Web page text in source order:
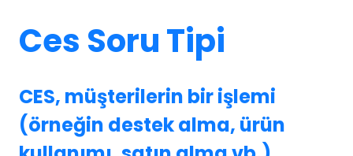
Ces Soru Tipi
CES, müşterilerin bir işlemi
(örneğin destek alma, ürün